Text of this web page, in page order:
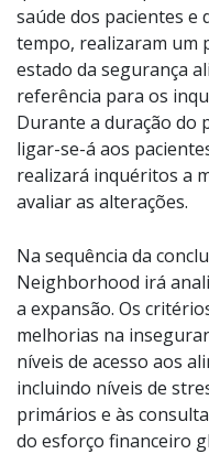
saúde dos pacientes e
tempo, realizaram um
estado da segurança
referência para os
Durante a duração do
ligar-se-á aos
realizará inquéritos a
avaliar as alterações.
Na sequência da
Neighborhood irá
a expansão. Os
melhorias na
níveis de acesso aos
incluindo níveis de
primários e às
do esforço financeiro